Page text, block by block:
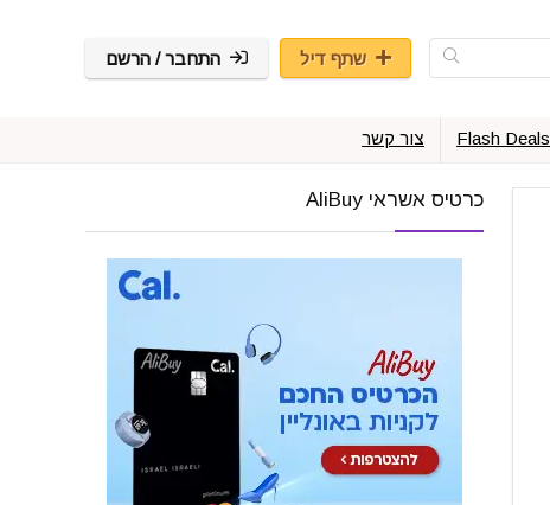
שתף דיל התחבר / הרשם
Flash Deals צור קשר
כרטיס אשראי AliBuy